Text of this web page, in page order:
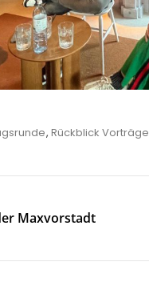
, Rückblick Vorträge
Maxvorstadt